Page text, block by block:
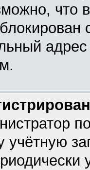
что